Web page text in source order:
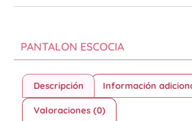
PANTALON ESCOCIA
Descripción Información
Valoraciones (0)